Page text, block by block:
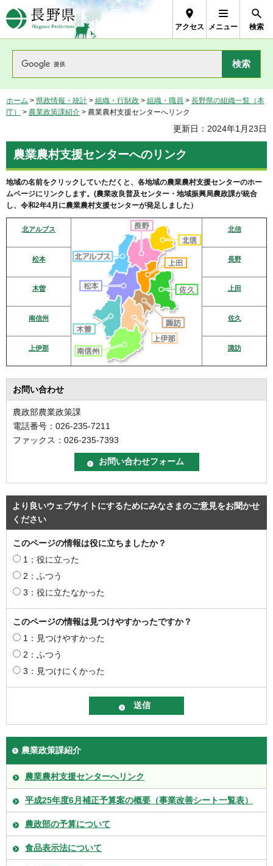
長野県Nagano Prefecture
アクセス メニュー 検索
ホーム > 県政情報・統計 > 組織・行財政 > 組織・職員 > 長野県の組織一覧（本
庁）
> 農業政策課紹介 > 農業農村支援センターへリンク
更新日：2024年1月23日
農業農村支援センターへのリンク
地域の名前をクリックしていただくと、各地域の農業農村支援センターのホー
ムページにリンクします。(農業改良普及センター・地域振興局農政課が統合
し、令和2年4月に農業農村支援センターが発足しました）
北アルプス 北信
松本 長野
木曽 上田
南信州 佐久
上伊那 諏訪
お問い合わせ
農政部農業政策課
電話番号：026-235-7211
ファックス：026-235-7393
より良いウェブサイトにするためにみなさまのご意見をお聞かせ
ください
このページの情報は役に立ちましたか？
1：役に立った
2：ふつう
3：役に立たなかった
このページの情報は見つけやすかったですか？
1：見つけやすかった
2：ふつう
3：見つけにくかった
農業政策課紹介
農業農村支援センターへリンク
平成25年度6月補正予算案の概要（事業改善シート一覧表）
農政部の予算について
食品表示法について